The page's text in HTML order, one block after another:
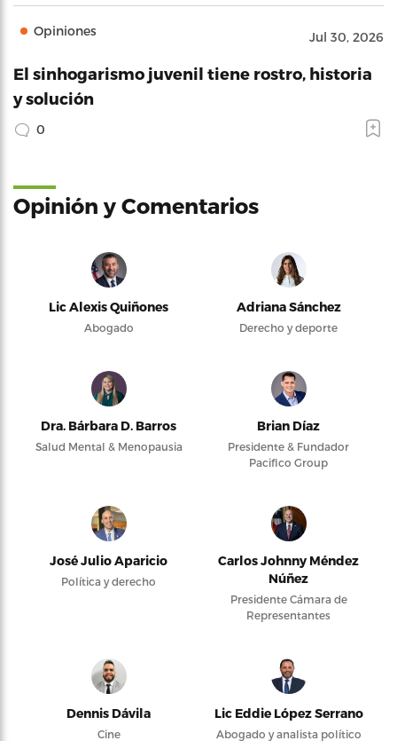
Opiniones Jul 30, 2026
El sinhogarismo juvenil tiene rostro, historia
y solución
0
Opinión y Comentarios
Lic Alexis Quiñones
Abogado
Adriana Sánchez
Derecho y deporte
Dra. Bárbara D. Barros
Salud Mental & Menopausia
Brian Díaz
Presidente & Fundador
Pacifico Group
José Julio Aparicio
Política y derecho
Carlos Johnny Méndez
Núñez
Presidente Cámara de
Representantes
Dennis Dávila
Cine
Lic Eddie López Serrano
Abogado y analista político